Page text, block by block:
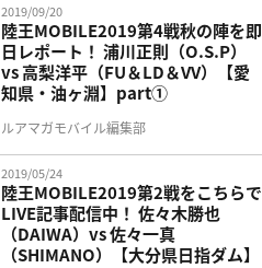
2019/09/20
陸王MOBILE2019第4戦秋の陣を即
日レポート！ 浦川正則（O.S.P）
vs 高梨洋平（FU＆LD＆VV）【愛
知県・油ヶ淵】part①
ルアマガモバイル編集部
2019/05/24
陸王MOBILE2019第2戦をこちらで
LIVE記事配信中！ 佐々木勝也
（DAIWA）vs 佐々一真
（SHIMANO）【大分県日指ダム】